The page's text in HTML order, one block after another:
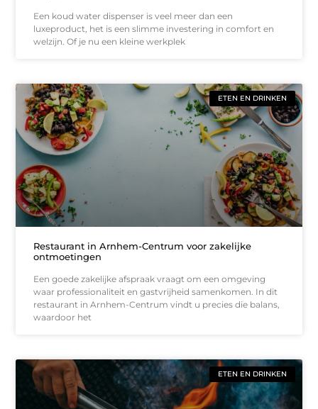
Een koud water dispenser is veel meer dan een
luxeproduct, het is een slimme investering in comfort en
welzijn. Of je nu een kleine werkplek
ETEN EN DRINKEN
Restaurant in Arnhem-Centrum voor zakelijke
ontmoetingen
Een goede zakelijke afspraak vraagt om een omgeving
waar professionaliteit en gastvrijheid samenkomen. In dit
restaurant in Arnhem-Centrum vindt u precies die balans,
waardoor het
ETEN EN DRINKEN